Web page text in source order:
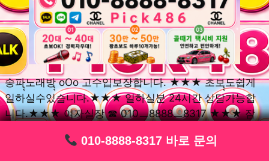
010-8888-8317 바로 문의
010-8888-8317 바로 문의
010-8888-8317 바로 문의
010-8888-8317 바로 문의
010-8888-8317 바로 문의
010-8888-8317 바로 문의
송파ุุ노래방ุุ oOo 고수입보장합니다. ★★★ 초보ุุ도쉽게
일하실수있습니다.★★★ 일하실분 24시간 상담가능합
니다.★★★ 여자실장 ☎ 010ㅡ8888ㅡ8317 ★★★ 잠
세요. 여성ㅣุุ알바ุุㅣ여기 신천동ุุ노래방ุุ ◞✿ 풍납동ุุ노래방ุุ
010-8888-8317 바로 문의
010-8888-8317 바로 문의
010-8888-8317 바로 문의